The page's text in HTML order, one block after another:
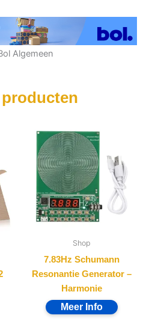
Shop
7.83Hz Schumann
Resonantie Generator –
Harmonie